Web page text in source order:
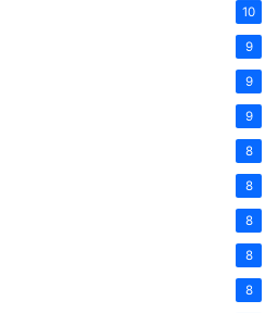
10
9
9
9
8
8
8
8
8